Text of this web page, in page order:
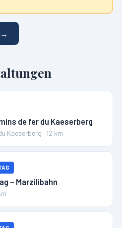
→
de fer du Kaeserberg
Kaeserberg · 12 km
– Marzilibahn